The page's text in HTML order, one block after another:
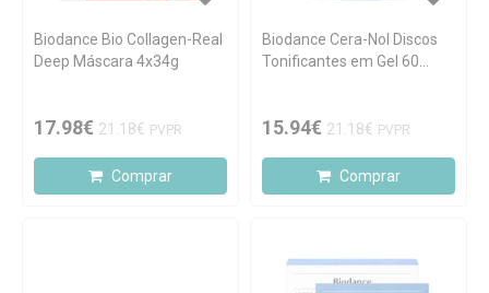
Biodance Bio Collagen-Real
Deep Máscara 4x34g
17.98€ 21.18€ PVPR
Comprar
Biodance Cera-Nol Discos
Tonificantes em Gel 60
15.94€ 21.18€ PVPR
Comprar